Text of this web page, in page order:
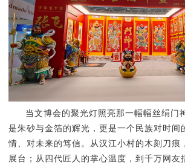
当文博会的聚光灯照亮那一幅幅丝绢门
是朱砂与金箔的辉光，更是一个民族对时间
情、对未来的笃信。从汉江小村的木刻刀痕
展台；从四代匠人的掌心温度，到千万网